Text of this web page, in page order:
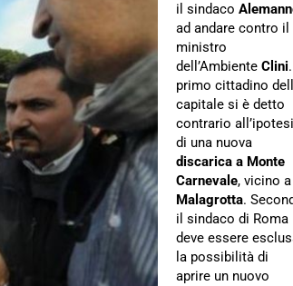
il sindaco
ad andare contro il
ministro
dell’Ambiente Clini
primo cittadino
capitale si è detto
contrario all’ipotesi
di una nuova
discarica a Monte
Carnevale, vicino a
Malagrotta.
il sindaco di Roma
deve essere
la possibilità di
aprire un nuovo